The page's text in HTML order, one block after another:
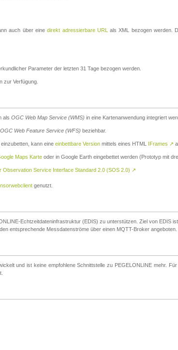
auch über einedirekt adressierbare URL
als XML bezogen werden.
Parameter der letzten 31 Tage bezogen werden.
zur Verfügung.
als OGC Web Map Service (WMS) in eine Kartenanwendung integriert
OGC Web Feature Service (WFS) beziehbar.
kann eine einbettbare Version mittels eines HTML IFrames ↗
Maps Karte oder in Google Earth eingebettet werden (Prototyp mit
Observation Service Interface Standard 2.0 (SOS 2.0) ↗
genutzt.
Echtzeitdateninfrastruktur (EDIS) zu unterstützen. Ziel von EDIS
entsprechende Messdatenströme über einen MQTT-Broker angeboten.
und ist keine empfohlene Schnittstelle zu PEGELONLINE mehr.